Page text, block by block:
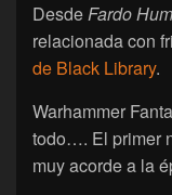
DesdeFardo
relacionada con
de Black Library.
Warhammer
todo…. El primer
muy acorde a la